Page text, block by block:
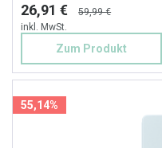
26,91 €
59,99 €
inkl. MwSt.
Zum Produkt
55,14%